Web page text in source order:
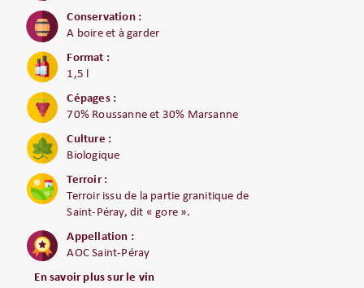
Conservation :
A boire et à garder
Format :
1,5 l
Cépages :
70% Roussanne et 30% Marsanne
Culture :
Biologique
Terroir :
Terroir issu de la partie granitique de
Saint-Péray, dit « gore ».
Appellation :
AOC Saint-Péray
En savoir plus sur le vin